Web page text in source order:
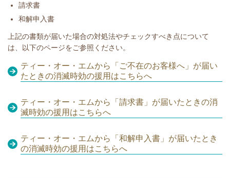
請求書
和解申入書
​​上記の書類が届いた場合の対処法やチェックすべき点について
は、以下のページをご参照ください。
ティー・オー・エムから「ご不在のお客様へ」が届い
たときの消滅時効の援用はこちらへ
ティー・オー・エムから「請求書」が届いたときの消
滅時効の援用はこちらへ
ティー・オー・エムから「和解申入書」が届いたとき
の消滅時効の援用はこちらへ